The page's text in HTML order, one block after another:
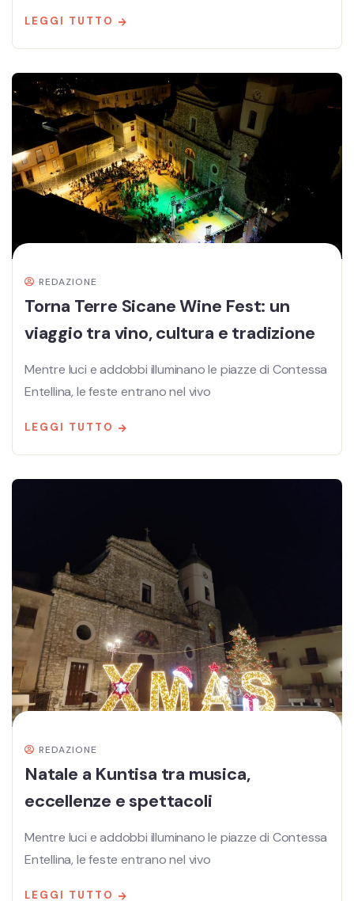
LEGGI TUTTO
REDAZIONE
Torna Terre Sicane Wine Fest: un
viaggio tra vino, cultura e tradizione
Mentre luci e addobbi illuminano le piazze di Contessa
Entellina, le feste entrano nel vivo
LEGGI TUTTO
REDAZIONE
Natale a Kuntisa tra musica,
eccellenze e spettacoli
Mentre luci e addobbi illuminano le piazze di Contessa
Entellina, le feste entrano nel vivo
LEGGI TUTTO